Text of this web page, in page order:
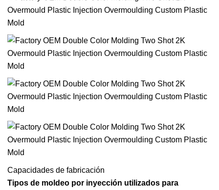
Capacidades de fabricación
Tipos de moldeo por inyección utilizados para